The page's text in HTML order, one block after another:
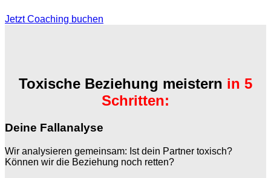
Jetzt Coaching buchen
Toxische Beziehung meistern in 5
Schritten:
Deine Fallanalyse
Wir analysieren gemeinsam: Ist dein Partner toxisch?
Können wir die Beziehung noch retten?